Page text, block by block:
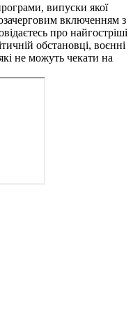
випуски якої
включенням з
про найгостріші
обстановці, воєнні
не можуть чекати на